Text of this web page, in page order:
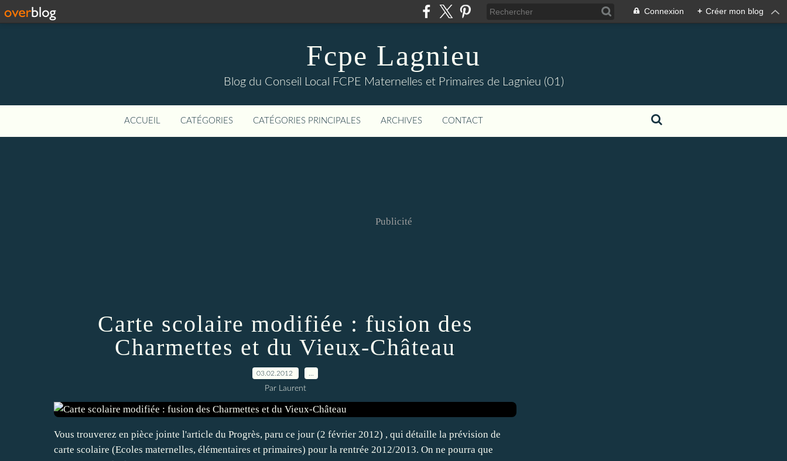
Connexion + Créer mon blog
Fcpe Lagnieu
Blog du Conseil Local FCPE Maternelles et Primaires de Lagnieu (01)
ACCUEIL CATÉGORIES CATÉGORIES PRINCIPALES ARCHIVES CONTACT
Publicité
Carte scolaire modifiée : fusion des
Charmettes et du Vieux-Château
03.02.2012
Par Laurent
Vous trouverez en pièce jointe l'article du Progrès, paru ce jour (2 février 2012) , qui détaille la prévision de
carte scolaire (Ecoles maternelles, élémentaires et primaires) pour la rentrée 2012/2013. On ne pourra que